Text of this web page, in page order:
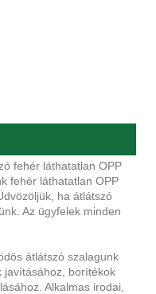
fehér láthatatlan OPP
fehér láthatatlan OPP
ha átlátszó
Az ügyfelek minden
átlátszó szalagunk
javításához, borítékok
Alkalmas irodai,